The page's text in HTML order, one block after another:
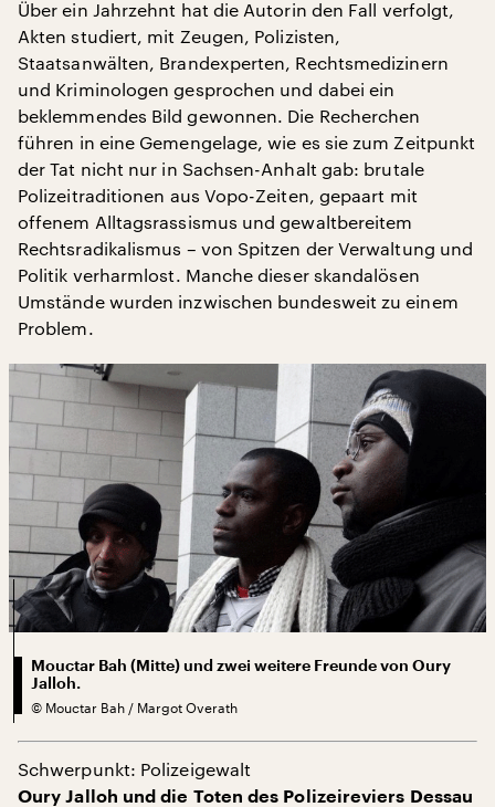
Über ein Jahrzehnt hat die Autorin den Fall verfolgt,
Akten studiert, mit Zeugen, Polizisten,
Staatsanwälten, Brandexperten, Rechtsmedizinern
und Kriminologen gesprochen und dabei ein
beklemmendes Bild gewonnen. Die Recherchen
führen in eine Gemengelage, wie es sie zum Zeitpunkt
der Tat nicht nur in Sachsen-Anhalt gab: brutale
Polizeitraditionen aus Vopo-Zeiten, gepaart mit
offenem Alltagsrassismus und gewaltbereitem
Rechtsradikalismus – von Spitzen der Verwaltung und
Politik verharmlost. Manche dieser skandalösen
Umstände wurden inzwischen bundesweit zu einem
Problem.
Mouctar Bah (Mitte) und zwei weitere Freunde von Oury
Jalloh.
© Mouctar Bah / Margot Overath
Schwerpunkt: Polizeigewalt
Oury Jalloh und die Toten des Polizeireviers Dessau